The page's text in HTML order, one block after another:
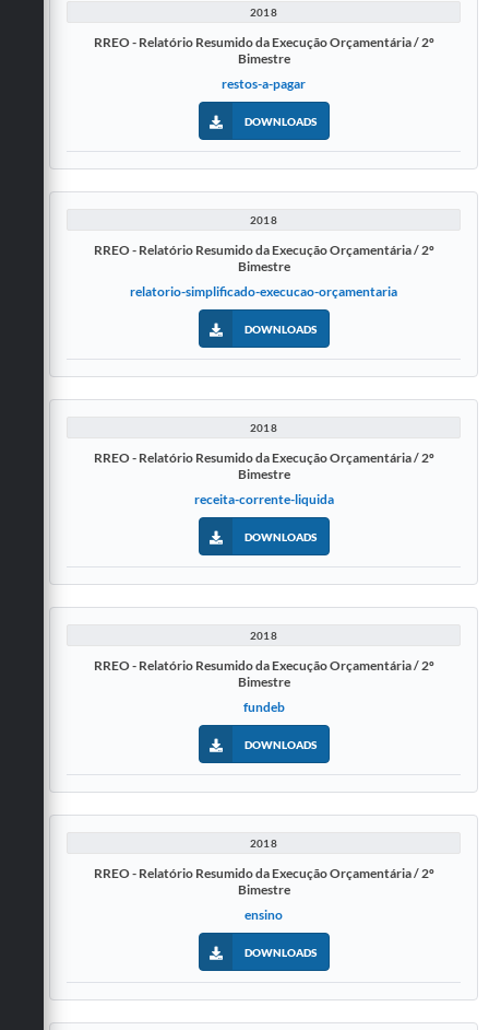
2018
RREO - Relatório Resumido da Execução Orçamentária / 2º
Bimestre
restos-a-pagar
DOWNLOADS
2018
RREO - Relatório Resumido da Execução Orçamentária / 2º
Bimestre
relatorio-simplificado-execucao-orçamentaria
DOWNLOADS
2018
RREO - Relatório Resumido da Execução Orçamentária / 2º
Bimestre
receita-corrente-liquida
DOWNLOADS
2018
RREO - Relatório Resumido da Execução Orçamentária / 2º
Bimestre
fundeb
DOWNLOADS
2018
RREO - Relatório Resumido da Execução Orçamentária / 2º
Bimestre
ensino
DOWNLOADS